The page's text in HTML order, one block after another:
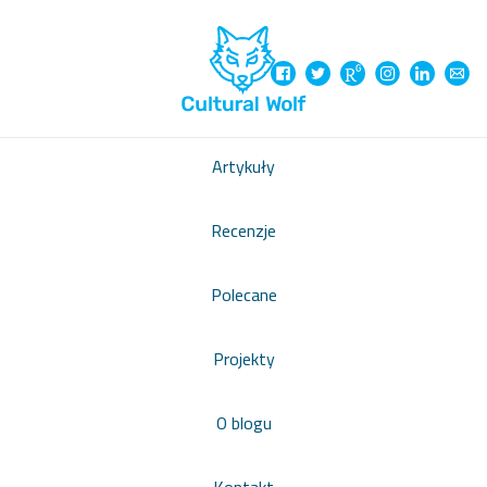
Artykuły
Recenzje
Polecane
Projekty
O blogu